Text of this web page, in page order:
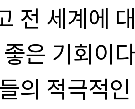
전 세계에
은 기회이
의 적극적